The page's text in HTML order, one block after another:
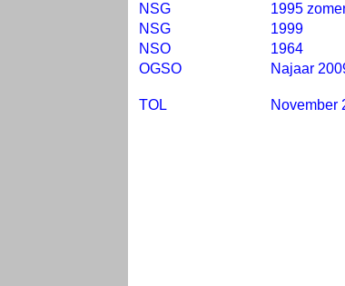
NSG 1995
NSG
1999
NSO
1964
OGSO
Najaar
TOL November